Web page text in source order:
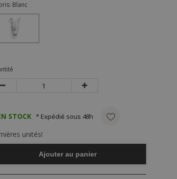
Blanc
STOCK * Expédié sous 48h
unités!
Ajouter au panier